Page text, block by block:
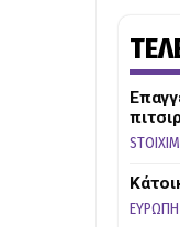
ΕΥΡΩΠΗ